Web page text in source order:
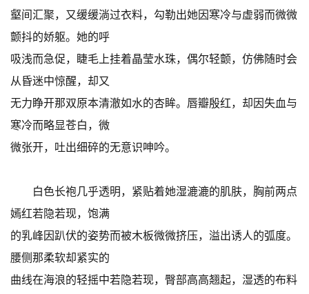
壑间汇聚，又缓缓淌过衣料，勾勒出她因寒冷与虚弱而微微
颤抖的娇躯。她的呼
吸浅而急促，睫毛上挂着晶莹水珠，偶尔轻颤，仿佛随时会
从昏迷中惊醒，却又
无力睁开那双原本清澈如水的杏眸。唇瓣殷红，却因失血与
寒冷而略显苍白，微
微张开，吐出细碎的无意识呻吟。
白色长袍几乎透明，紧贴着她湿漉漉的肌肤，胸前两点
嫣红若隐若现，饱满
的乳峰因趴伏的姿势而被木板微微挤压，溢出诱人的弧度。
腰侧那柔软却紧实的
曲线在海浪的轻摇中若隐若现，臀部高高翘起，湿透的布料